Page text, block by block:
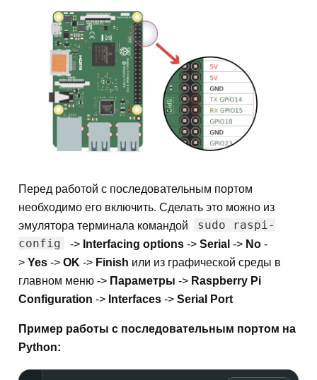
Перед работой с последовательным портом
необходимо его включить. Сделать это можно из
эмулятора терминала командой
sudo raspi-
config
-> Interfacing options -> Serial -> No -
> Yes -> OK -> Finish или из графической среды в
главном меню -> Параметры -> Raspberry Pi
Configuration -> Interfaces -> Serial Port
Пример работы с последовательным портом на
Python: